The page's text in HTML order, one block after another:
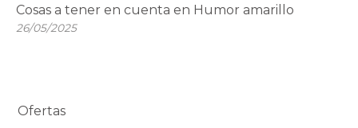
Cosas a tener en cuenta en Humor amarillo
26/05/2025
Ofertas